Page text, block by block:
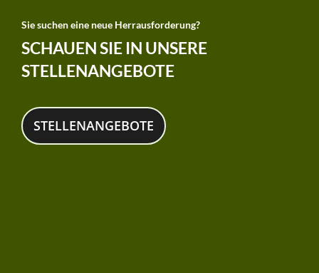
Sie suchen eine neue Herrausforderung?
SCHAUEN SIE IN UNSERE
STELLENANGEBOTE
STELLENANGEBOTE